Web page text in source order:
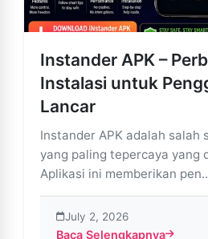
Instander APK –
Instalasi untuk
Lancar
Instander APK adalah salah
yang paling tepercaya yang
Aplikasi ini memberikan
July 2, 2026
Baca Selengkapnya